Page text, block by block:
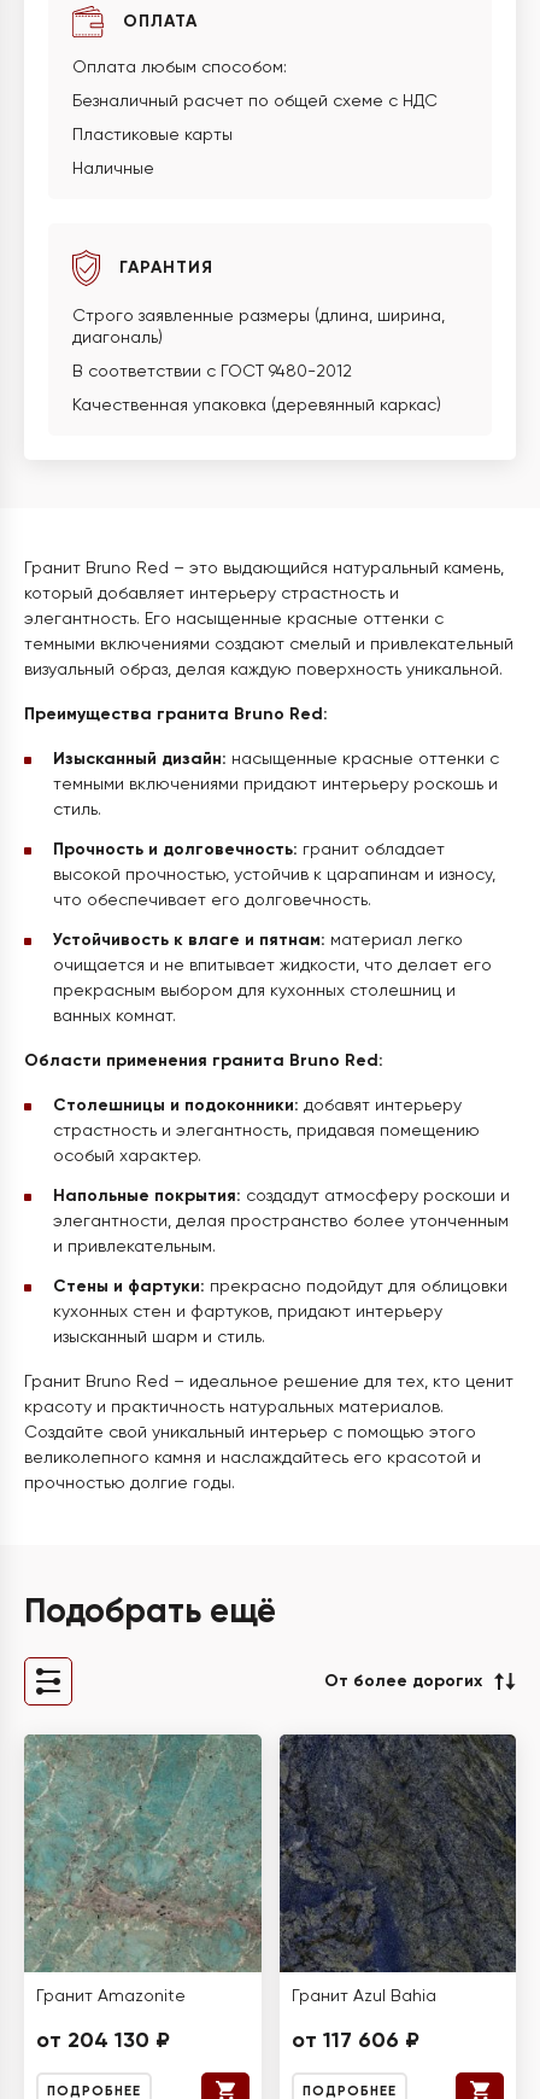
ОПЛАТА
Оплата любым способом:
Безналичный расчет по общей схеме с НДС
Пластиковые карты
Наличные
ГАРАНТИЯ
Строго заявленные размеры (длина, ширина,
диагональ)
В соответствии с ГОСТ 9480-2012
Качественная упаковка (деревянный каркас)
Гранит Bruno Red – это выдающийся натуральный камень,
который добавляет интерьеру страстность и
элегантность. Его насыщенные красные оттенки с
темными включениями создают смелый и привлекательный
визуальный образ, делая каждую поверхность уникальной.
Преимущества гранита Bruno Red:
Изысканный дизайн: насыщенные красные оттенки с
темными включениями придают интерьеру роскошь и
стиль.
Прочность и долговечность: гранит обладает
высокой прочностью, устойчив к царапинам и износу,
что обеспечивает его долговечность.
Устойчивость к влаге и пятнам: материал легко
очищается и не впитывает жидкости, что делает его
прекрасным выбором для кухонных столешниц и
ванных комнат.
Области применения гранита Bruno Red:
Столешницы и подоконники: добавят интерьеру
страстность и элегантность, придавая помещению
особый характер.
Напольные покрытия: создадут атмосферу роскоши и
элегантности, делая пространство более утонченным
и привлекательным.
Стены и фартуки: прекрасно подойдут для облицовки
кухонных стен и фартуков, придают интерьеру
изысканный шарм и стиль.
Гранит Bruno Red – идеальное решение для тех, кто ценит
красоту и практичность натуральных материалов.
Создайте свой уникальный интерьер с помощью этого
великолепного камня и наслаждайтесь его красотой и
прочностью долгие годы.
Подобрать ещё
От более дорогих
Гранит Amazonite
от 204 130 ₽
ПОДРОБНЕЕ
Гранит Azul Bahia
от 117 606 ₽
ПОДРОБНЕЕ